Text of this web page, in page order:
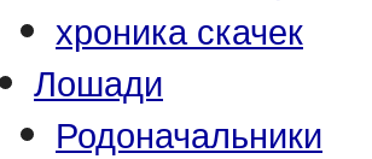
хроника скачек
Лошади
Родоначальники